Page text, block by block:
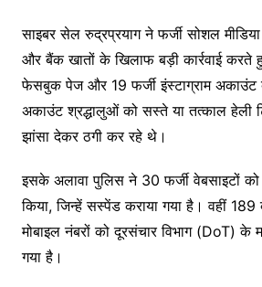
साइबर सेल रुद्रप्रयाग ने फर्जी सोशल
और बैंक खातों के खिलाफ बड़ी कार्रवाई
फेसबुक पेज और 19 फर्जी इंस्टाग्राम अकाउंट
अकाउंट श्रद्धालुओं को सस्ते या तत्काल हेली
झांसा देकर ठगी कर रहे थे।
इसके अलावा पुलिस ने 30 फर्जी वेबसाइटों को
किया, जिन्हें सस्पेंड कराया गया है। वहीं
मोबाइल नंबरों को दूरसंचार विभाग (DoT) के
गया है।